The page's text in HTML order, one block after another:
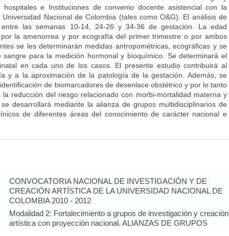
e Instituciones de convenio docente asistencial con la
Nacional de Colombia (tales como O&G). El análisis de
las semanas 10-14, 24-26 y 34-36 de gestación. La edad
la amenorrea y por ecografía del primer trimestre o por ambos
se les determinarán medidas antropométricas, ecográficas y se
para la medición hormonal y bioquímico. Se determinará el
en cada uno de los casos. El presente estudio contribuirá al
y a la aproximación de la patología de la gestación. Además, se
de biomarcadores de desenlace obstétrico y por lo tanto
reducción del riesgo relacionado con morbi-mortalidad materna y
desarrollará mediante la alianza de grupos multidisciplinarios de
de diferentes áreas del conocimiento de carácter nacional e
CONVOCATORIA NACIONAL DE INVESTIGACIÓN Y DE
CREACIÓN ARTÍSTICA DE LA UNIVERSIDAD NACIONAL DE
COLOMBIA 2010 - 2012
Modalidad 2: Fortalecimiento a grupos de investigación y creación
artística con proyección nacional. ALIANZAS DE GRUPOS